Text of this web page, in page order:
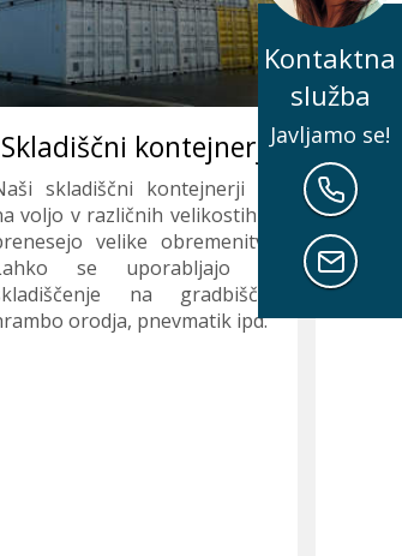
Skladiščni kontejnerji
skladiščni kontejnerji so
voljo v različnih velikostih in
velike obremenitve.
se uporabljajo za
na gradbiščih,
orodja, pnevmatik ipd.
Kontaktna
služba
Javljamo se!
klic
nam